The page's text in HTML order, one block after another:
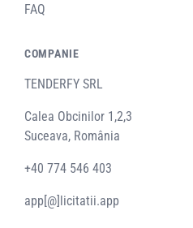
FAQ
COMPANIE
TENDERFY SRL
Calea Obcinilor 1,2,3
Suceava, România
+40 774 546 403
app[@]licitatii.app